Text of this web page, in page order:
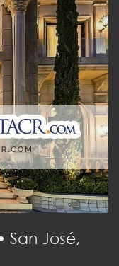
San José,